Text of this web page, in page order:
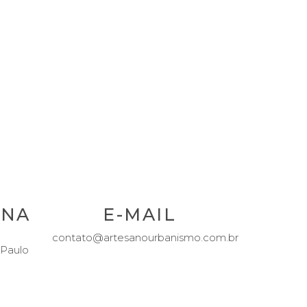
E-MAIL
contato@artesanourbanismo.com.br